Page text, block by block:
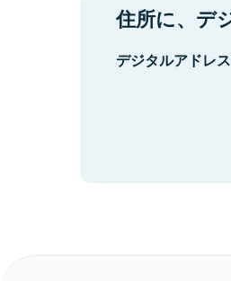
住所に、デ
デジタルアドレ